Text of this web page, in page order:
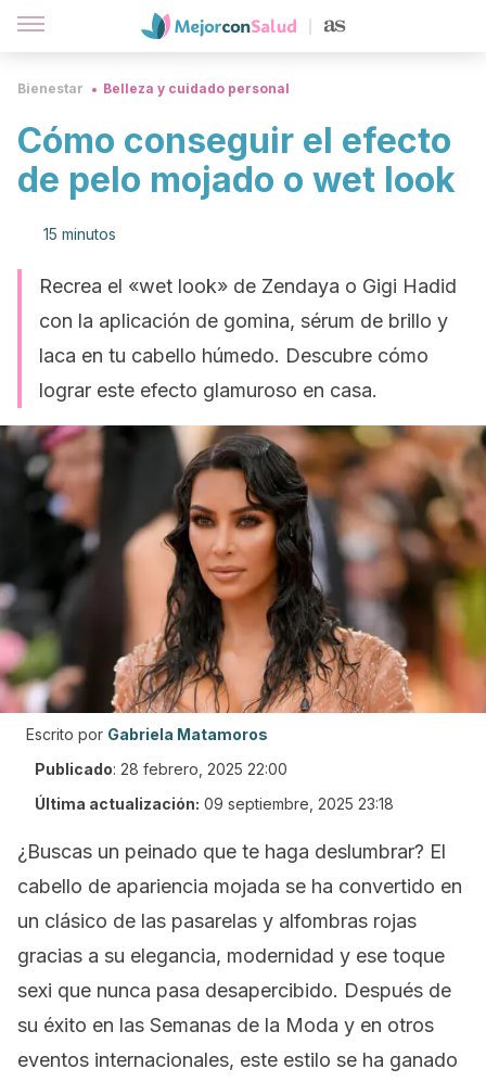
Bienestar Belleza y cuidado personal
Cómo conseguir el efecto
de pelo mojado o wet look
15 minutos
Recrea el «wet look» de Zendaya o Gigi Hadid
con la aplicación de gomina, sérum de brillo y
laca en tu cabello húmedo. Descubre cómo
lograr este efecto glamuroso en casa.
Escrito por Gabriela Matamoros
Publicado: 28 febrero, 2025 22:00
Última actualización: 09 septiembre, 2025 23:18
¿Buscas un peinado que te haga deslumbrar? El
cabello de apariencia mojada se ha convertido en
un clásico de las pasarelas y alfombras rojas
gracias a su elegancia, modernidad y ese toque
sexi que nunca pasa desapercibido. Después de
su éxito en las Semanas de la Moda y en otros
eventos internacionales, este estilo se ha ganado